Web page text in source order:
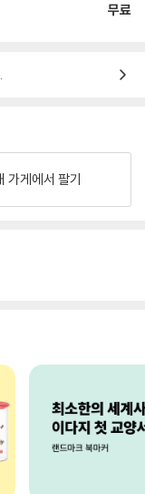
무료
가게에서 팔기